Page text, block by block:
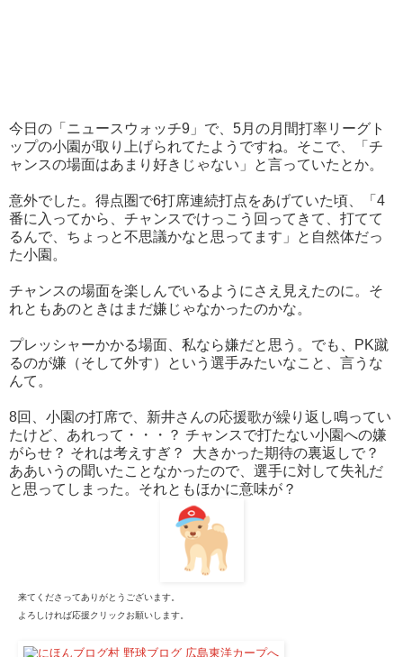
今日の「ニュースウォッチ9」で、5月の月間打率リーグト
ップの小園が取り上げられてたようですね。そこで、「チ
ャンスの場面はあまり好きじゃない」と言っていたとか。
意外でした。得点圏で6打席連続打点をあげていた頃、「4
番に入ってから、チャンスでけっこう回ってきて、打てて
るんで、ちょっと不思議かなと思ってます」と自然体だっ
た小園。
チャンスの場面を楽しんでいるようにさえ見えたのに。そ
れともあのときはまだ嫌じゃなかったのかな。
プレッシャーかかる場面、私なら嫌だと思う。でも、PK蹴
るのが嫌（そして外す）という選手みたいなこと、言うな
んて。
8回、小園の打席で、新井さんの応援歌が繰り返し鳴ってい
たけど、あれって・・・？ チャンスで打たない小園への嫌
がらせ？ それは考えすぎ？ 大きかった期待の裏返しで？
ああいうの聞いたことなかったので、選手に対して失礼だ
と思ってしまった。それともほかに意味が？
来てくださってありがとうございます。
よろしければ応援クリックお願いします。